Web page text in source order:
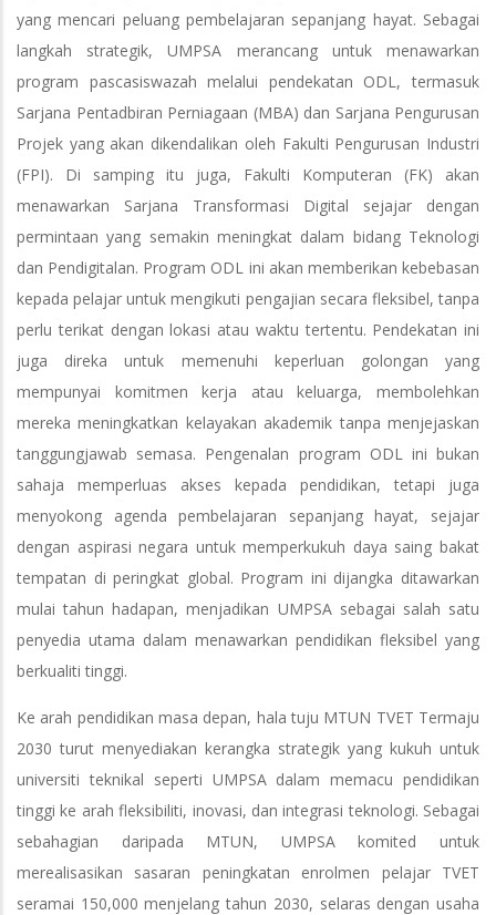
yang mencari peluang pembelajaran sepanjang hayat. Sebagai
langkah strategik, UMPSA merancang untuk menawarkan
program pascasiswazah melalui pendekatan ODL, termasuk
Sarjana Pentadbiran Perniagaan (MBA) dan Sarjana Pengurusan
Projek yang akan dikendalikan oleh Fakulti Pengurusan Industri
(FPI). Di samping itu juga, Fakulti Komputeran (FK) akan
menawarkan Sarjana Transformasi Digital sejajar dengan
permintaan yang semakin meningkat dalam bidang Teknologi
dan Pendigitalan. Program ODL ini akan memberikan kebebasan
kepada pelajar untuk mengikuti pengajian secara fleksibel, tanpa
perlu terikat dengan lokasi atau waktu tertentu. Pendekatan ini
juga direka untuk memenuhi keperluan golongan yang
mempunyai komitmen kerja atau keluarga, membolehkan
mereka meningkatkan kelayakan akademik tanpa menjejaskan
tanggungjawab semasa. Pengenalan program ODL ini bukan
sahaja memperluas akses kepada pendidikan, tetapi juga
menyokong agenda pembelajaran sepanjang hayat, sejajar
dengan aspirasi negara untuk memperkukuh daya saing bakat
tempatan di peringkat global. Program ini dijangka ditawarkan
mulai tahun hadapan, menjadikan UMPSA sebagai salah satu
penyedia utama dalam menawarkan pendidikan fleksibel yang
berkualiti tinggi.
Ke arah pendidikan masa depan, hala tuju MTUN TVET Termaju
2030 turut menyediakan kerangka strategik yang kukuh untuk
universiti teknikal seperti UMPSA dalam memacu pendidikan
tinggi ke arah fleksibiliti, inovasi, dan integrasi teknologi. Sebagai
sebahagian daripada MTUN, UMPSA komited untuk
merealisasikan sasaran peningkatan enrolmen pelajar TVET
seramai 150,000 menjelang tahun 2030, selaras dengan usaha